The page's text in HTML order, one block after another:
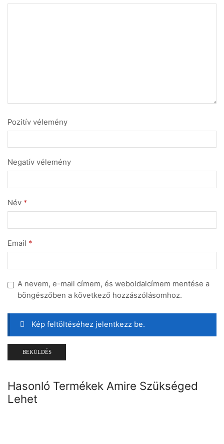
Pozitív vélemény
Negatív vélemény
Név *
Email *
A nevem, e-mail címem, és weboldalcímem mentése a
böngészőben a következő hozzászólásomhoz.
Kép feltöltéséhez jelentkezz be.
Hasonló Termékek Amire Szükséged
Lehet